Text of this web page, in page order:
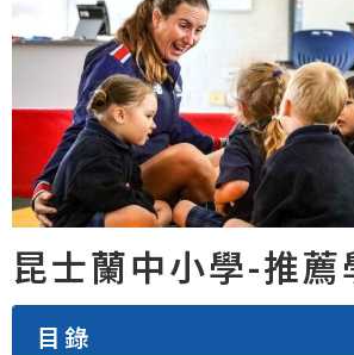
昆士蘭中小學-推薦
目錄